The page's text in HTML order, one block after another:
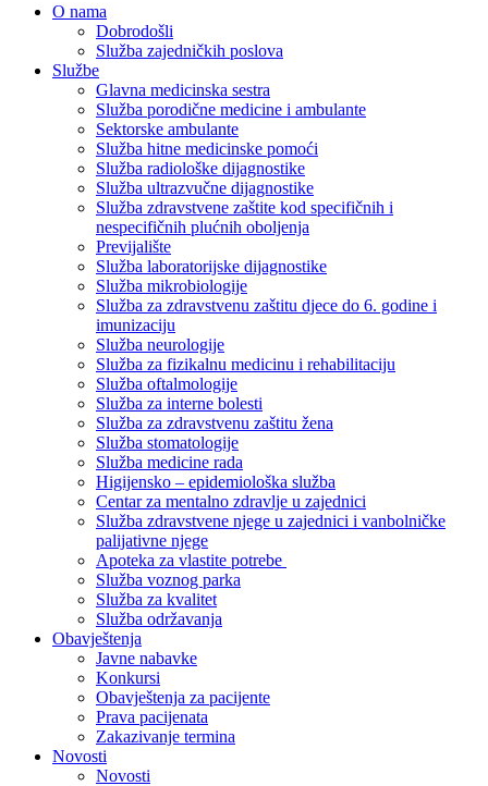
O nama
Dobrodošli
Služba zajedničkih poslova
Službe
Glavna medicinska sestra
Služba porodične medicine i ambulante
Sektorske ambulante
Služba hitne medicinske pomoći
Služba radiološke dijagnostike
Služba ultrazvučne dijagnostike
Služba zdravstvene zaštite kod specifičnih i
nespecifičnih plućnih oboljenja
Previjalište
Služba laboratorijske dijagnostike
Služba mikrobiologije
Služba za zdravstvenu zaštitu djece do 6. godine i
imunizaciju
Služba neurologije
Služba za fizikalnu medicinu i rehabilitaciju
Služba oftalmologije
Služba za interne bolesti
Služba za zdravstvenu zaštitu žena
Služba stomatologije
Služba medicine rada
Higijensko – epidemiološka služba
Centar za mentalno zdravlje u zajednici
Služba zdravstvene njege u zajednici i vanbolničke
palijativne njege
Apoteka za vlastite potrebe
Služba voznog parka
Služba za kvalitet
Služba održavanja
Obavještenja
Javne nabavke
Konkursi
Obavještenja za pacijente
Prava pacijenata
Zakazivanje termina
Novosti
Novosti